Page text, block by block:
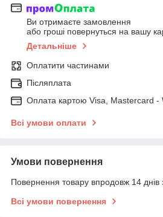
Ви отримаєте замовлення
або гроші повернуться на вашу
Детальніше
Оплатити частинами
Післяплата
Оплата картою Visa, Mastercard -
Всі умови оплати
Умови повернення
Повернення товару впродовж 14 днів
Всі умови повернення